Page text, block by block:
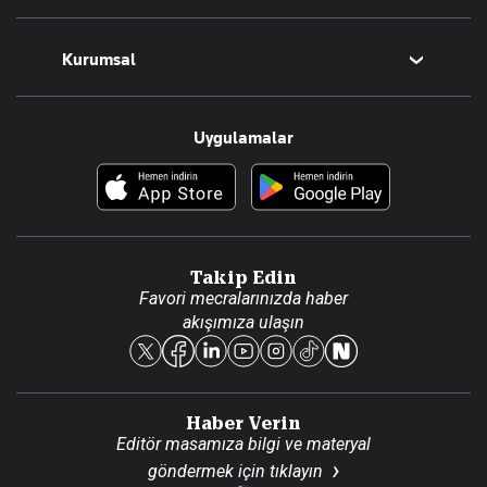
Magazin
Teknoloji
Resmî Ilanlar
Foto Haber
Kurumsal
Hakkımızda
Künye
Reklam Ver
Uygulamalar
Takip Edin
Favori mecralarınızda haber
akışımıza ulaşın
Haber Verin
Editör masamıza bilgi ve materyal
göndermek için tıklayın